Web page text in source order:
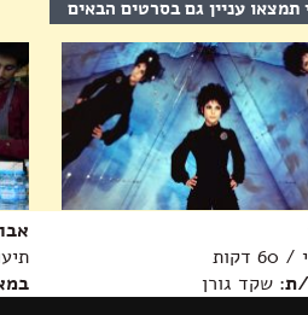
תמצאו עניין גם בסרטים הבאים
ת: שקד גורן